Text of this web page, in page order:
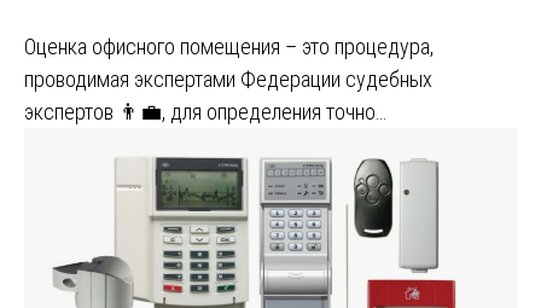
Оценка офисного помещения – это процедура,
проводимая экспертами Федерации судебных
экспертов 👨‍💼, для определения точно…